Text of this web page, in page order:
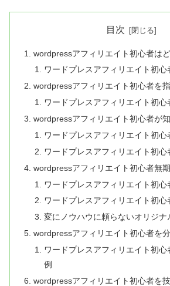
目次
wordpressアフィリエイト初心者は
ワードプレスアフィリエイト初心
wordpressアフィリエイト初心者を
ワードプレスアフィリエイト初心
wordpressアフィリエイト初心者が
ワードプレスアフィリエイト初心
ワードプレスアフィリエイト初心
wordpressアフィリエイト初心者無
ワードプレスアフィリエイト初
ワードプレスアフィリエイト初心
変にノウハウに頼らないオリジナ
wordpressアフィリエイト初心者を
ワードプレスアフィリエイト初
例
wordpressアフィリエイト初心者を